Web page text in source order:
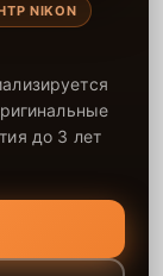
NIKON
до 3 лет